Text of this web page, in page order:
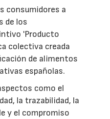
consumidores a
de los
'Producto
colectiva creada
de alimentos
españolas.
como el
la trazabilidad, la
y el compromiso